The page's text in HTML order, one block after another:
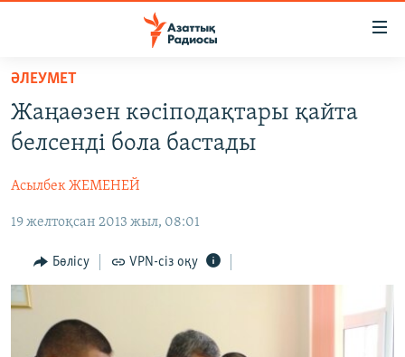
Skip
main
content
to
Navigation
Search
САЯСАТ
ҚАҢТАР ОҚИҒАСЫ
АДАМ ҚҰҚЫҚТАРЫ
ӘЛЕУМЕТ
ӘЛЕМ
АРНАЙЫ ЖОБАЛАР
ӘЛЕУМЕТ
Жаңаөзен кәсіподақтары қайта
белсенді бола бастады
Асылбек ЖЕМЕНЕЙ
19 желтоқсан 2013 жыл, 08:01
Бөлісу VPN-сіз оқу